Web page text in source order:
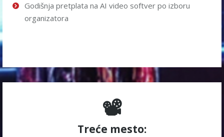
Godišnja pretplata na AI video softver po izboru
organizatora
📽️
Treće mesto: